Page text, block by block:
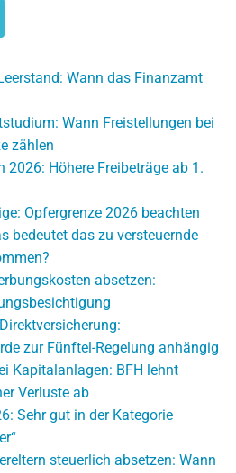
Wann das Finanzamt
Wann Freistellungen bei
zählen
2026: Höhere Freibeträge ab 1.
Opfergrenze 2026 beachten
bedeutet das zu versteuernde
absetzen:
zur Fünftel-Regelung anhängig
Kapitalanlagen: BFH lehnt
Verluste ab
Sehr gut in der Kategorie
steuerlich absetzen: Wann